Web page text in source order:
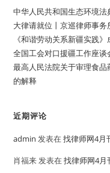
中华人民共和国生态环境法
大律请就位丨京巡律师事务
《和谐劳动关系新疆实践
全国工会对口援疆工作座谈
最高人民法院关于审理食
的解释
近期评论
admin 发表在找律师网4月
肖福来发表在找律师网4月